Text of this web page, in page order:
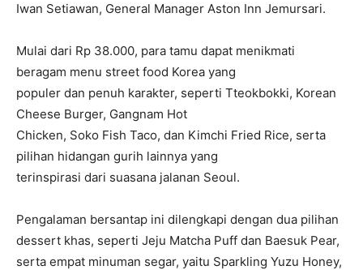
Iwan Setiawan, General Manager Aston Inn Jemursari.
Mulai dari Rp 38.000, para tamu dapat menikmati
beragam menu street food Korea yang
populer dan penuh karakter, seperti Tteokbokki, Korean
Cheese Burger, Gangnam Hot
Chicken, Soko Fish Taco, dan Kimchi Fried Rice, serta
pilihan hidangan gurih lainnya yang
terinspirasi dari suasana jalanan Seoul.
Pengalaman bersantap ini dilengkapi dengan dua pilihan
dessert khas, seperti Jeju Matcha Puff dan Baesuk Pear,
serta empat minuman segar, yaitu Sparkling Yuzu Honey,